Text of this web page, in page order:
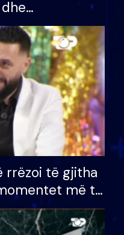
ndonjë letër
rrëzoi të gjitha
më të
BB VIP: Do më
kur…